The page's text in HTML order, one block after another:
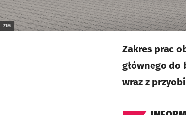
ZIM
Zakres prac
głównego do
wraz z